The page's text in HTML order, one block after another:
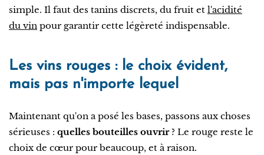
simple. Il faut des tanins discrets, du fruit et l'acidité
du vin pour garantir cette légèreté indispensable.
Les vins rouges : le choix évident,
mais pas n'importe lequel
Maintenant qu'on a posé les bases, passons aux choses
sérieuses : quelles bouteilles ouvrir? Le rouge reste le
choix de cœur pour beaucoup, et à raison.